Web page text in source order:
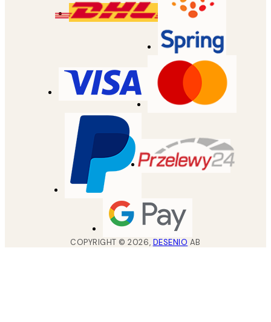
COPYRIGHT ©2026, DESENIO AB